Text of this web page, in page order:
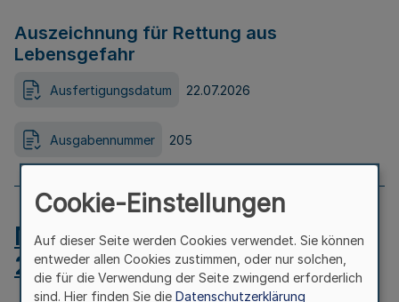
Auszeichnung für Rettung aus
Lebensgefahr
Ausfertigungsdatum 22.07.2026
Ausgabennummer 205
MB.NRW 2026 Nr. 204 vom
24.07.2026
Cookie-Einstellungen
Auf dieser Seite werden Cookies verwendet. Sie können
entweder allen Cookies zustimmen, oder nur solchen,
die für die Verwendung der Seite zwingend erforderlich
sind. Hier finden Sie die Datenschutzerklärung